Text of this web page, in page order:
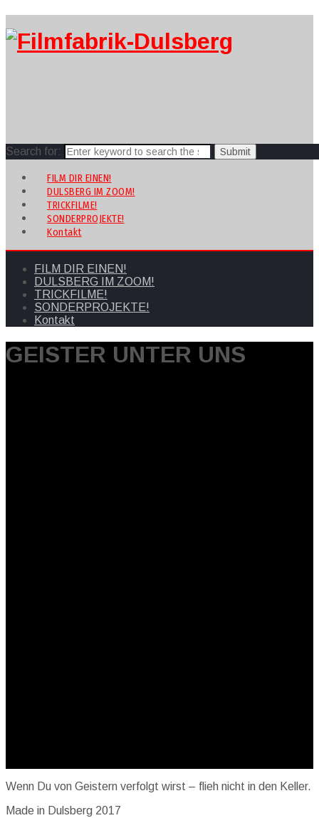
Search for:
FILM DIR EINEN!
DULSBERG IM ZOOM!
TRICKFILME!
SONDERPROJEKTE!
Kontakt
FILM DIR EINEN!
DULSBERG IM ZOOM!
TRICKFILME!
SONDERPROJEKTE!
Kontakt
GEISTER UNTER UNS
Wenn Du von Geistern verfolgt wirst – flieh nicht in den Keller.
Made in Dulsberg 2017